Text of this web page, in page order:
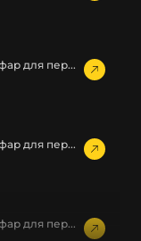
для пер...
для пер...
для пер...